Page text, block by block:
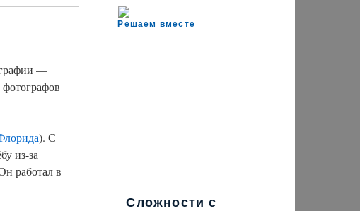
—
). С
из-за
работал в
Решаем вместе
Сложности с